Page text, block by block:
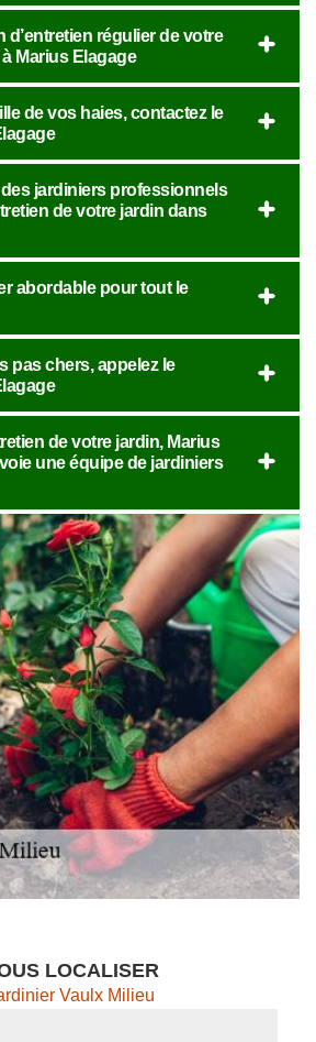
d’entretien régulier de votre
Marius Elagage
de vos haies, contactez le
des jardiniers professionnels
de votre jardin dans
abordable pour tout le
pas chers, appelez le
de votre jardin, Marius
une équipe de jardiniers
LOCALISER
Vaulx Milieu